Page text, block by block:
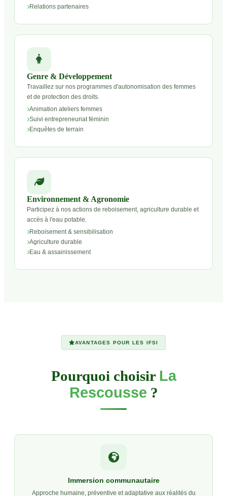
Relations partenaires
Genre & Développement
Travaillez sur nos programmes d'autonomisation des femmes
et de protection des droits.
Animation ateliers femmes
Suivi entrepreneuriat féminin
Enquêtes de terrain
Environnement & Agronomie
Participez à nos actions de reboisement, agriculture durable et
accès à l'eau potable.
Reboisement & sensibilisation
Agriculture durable
Eau & assainissement
AVANTAGES POUR LES IFSI
Pourquoi choisir La
Rescousse ?
Immersion communautaire
Approche humaine, préventive et adaptative aux réalités du